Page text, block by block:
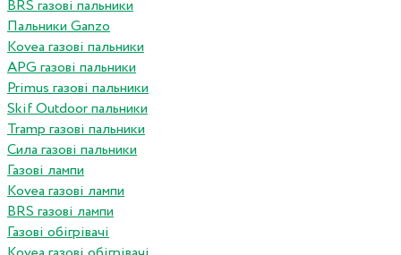
BRS газові пальники
Пальники Ganzo
Kovea газові пальники
APG газові пальники
Primus газові пальники
Skif Outdoor пальники
Tramp газові пальники
Сила газові пальники
Газові лампи
Kovea газові лампи
BRS газові лампи
Газові обігрівачі